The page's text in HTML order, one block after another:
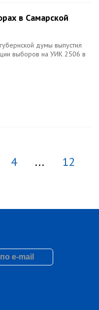
в Самарской
думы выпустил
выборов на УИК 2506 в
4 ... 12